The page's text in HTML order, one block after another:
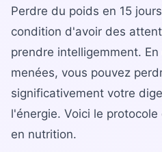
La Diet Box
Minimag
Recettes
Perdre du poids en 15
condition d'avoir des
prendre intelligemment.
menées, vous pouvez
significativement votre
l'énergie. Voici le
en nutrition.